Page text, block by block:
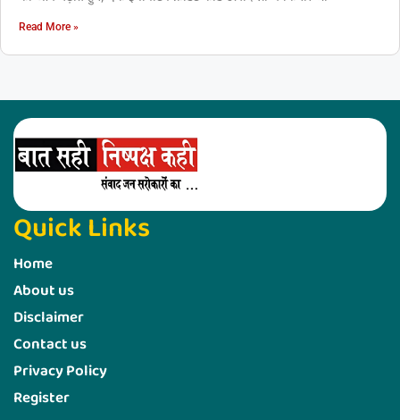
Read More »
Quick Links
Home
About us
Disclaimer
Contact us
Privacy Policy
Register